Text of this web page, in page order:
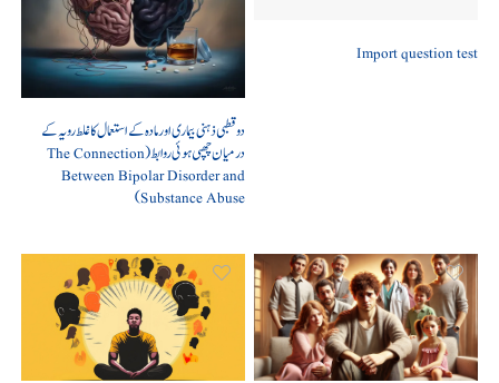
Import question test
دو قطبی ذہنی بیماری اور مادہ کے استعمال کا غلط رویہ کے
درمیان چھپی ہوئی روابط (The Connection
Between Bipolar Disorder and
Substance Abuse)